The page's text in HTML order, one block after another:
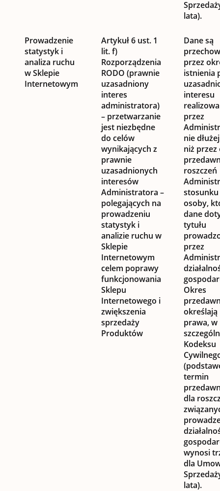
lata).
Prowadzenie
statystyk i
analiza ruchu
w Sklepie
Internetowym
Artykuł 6 ust. 1
lit. f)
Rozporządzenia
RODO (prawnie
uzasadniony
interes
administratora)
– przetwarzanie
jest niezbędne
do celów
wynikających z
prawnie
uzasadnionych
interesów
Administratora –
polegających na
prowadzeniu
statystyk i
analizie ruchu w
Sklepie
Internetowym
celem poprawy
funkcjonowania
Sklepu
Internetowego i
zwiększenia
sprzedaży
Produktów
Dane są
przez
istnienia
interesu
przez
nie
niż przez
roszczeń
osoby,
dane
tytułu
przez
Okres
prawa, w
Kodeksu
termin
dla
wynosi
dla
lata).